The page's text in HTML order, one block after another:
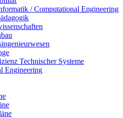
/ Computational Engineering
Technischer Systeme
Engineering